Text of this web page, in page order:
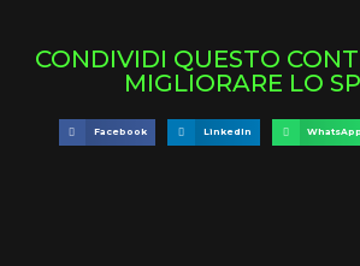
CONDIVIDI QUESTO
MIGLIORARE LO
Facebook LinkedIn WhatsApp